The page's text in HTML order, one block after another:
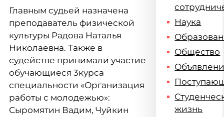
Главным судьей назначена
преподаватель физической
культуры Радова Наталья
Николаевна. Также в
судействе принимали участие
обучающиеся 3курса
специальности «Организация
работы с молодежью»:
Сыромятин Вадим, Чуйкин
Наука
Общество
жизнь